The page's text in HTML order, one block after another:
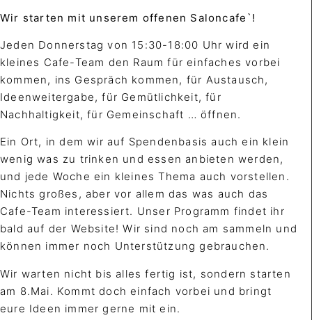
Wir starten mit unserem offenen Saloncafe`!
Jeden Donnerstag von 15:30-18:00 Uhr wird ein
kleines Cafe-Team den Raum für einfaches vorbei
kommen, ins Gespräch kommen, für Austausch,
Ideenweitergabe, für Gemütlichkeit, für
Nachhaltigkeit, für Gemeinschaft … öffnen.
Ein Ort, in dem wir auf Spendenbasis auch ein klein
wenig was zu trinken und essen anbieten werden,
und jede Woche ein kleines Thema auch vorstellen.
Nichts großes, aber vor allem das was auch das
Cafe-Team interessiert. Unser Programm findet ihr
bald auf der Website! Wir sind noch am sammeln und
können immer noch Unterstützung gebrauchen.
Wir warten nicht bis alles fertig ist, sondern starten
am 8.Mai. Kommt doch einfach vorbei und bringt
eure Ideen immer gerne mit ein.